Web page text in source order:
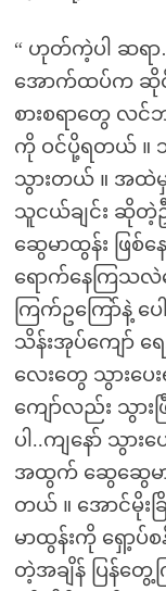
“ ဟုတ်ကဲ့ပါ ဆရာ
အောက်ထပ်က ဆိုင်
စားစရာတွေ လင်
ကို ဝင်ပို့ရတယ် ။
သွားတယ် ။ အထဲမှ
သူငယ်ချင်း ဆိုတဲ့ဦ
ဆွေမာထွန်း ဖြစ်
ရောက်နေကြသလဲ
ကြက်ဥကြော်နဲ့ ပေ
သိန်းအုပ်ကျော် ရ
လေးတွေ သွားပေ
ကျော်လည်း သွားဖ
ပါ..ကျနော် သွား
အထွက် ဆွေဆွေမာ
တယ် ။ အောင်မိုး
မာထွန်းကို ရှော့
တဲ့အချိန် ပြန်တွေ့